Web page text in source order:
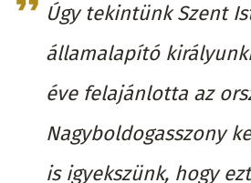
Úgy tekintünk Szent
államalapító
éve felajánlotta az
Nagyboldogasszony
is igyekszünk, hogy